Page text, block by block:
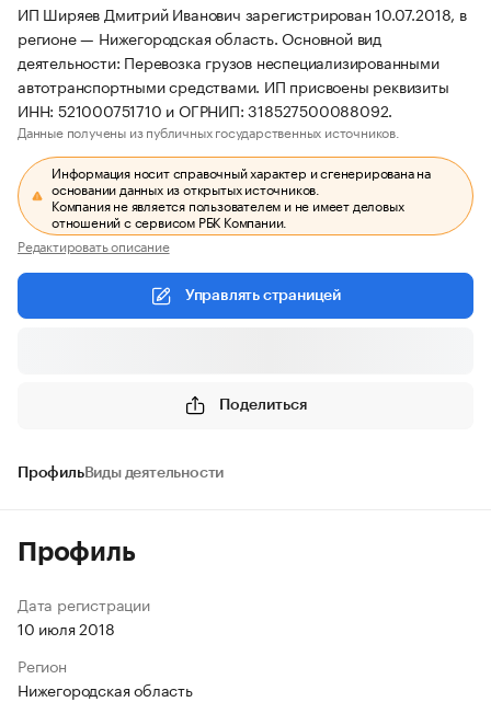
ИП Ширяев Дмитрий Иванович зарегистрирован 10.07.2018, в
регионе — Нижегородская область. Основной вид
деятельности: Перевозка грузов неспециализированными
автотранспортными средствами. ИП присвоены реквизиты
ИНН: 521000751710 и ОГРНИП: 318527500088092.
Данные получены из публичных государственных источников.
Информация носит справочный характер и сгенерирована на
основании данных из открытых источников.
Компания не является пользователем и не имеет деловых
отношений с сервисом РБК Компании.
Редактировать описание
Управлять страницей
Поделиться
ПрофильВиды деятельности
Профиль
Дата регистрации
10 июля 2018
Регион
Нижегородская область